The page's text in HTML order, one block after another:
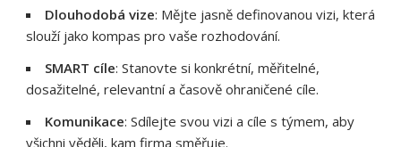
Dlouhodobá vize: Mějte jasně definovanou vizi, která
slouží jako kompas pro vaše rozhodování.
SMART cíle: Stanovte si konkrétní, měřitelné,
dosažitelné, relevantní a časově ohraničené cíle.
Komunikace: Sdílejte svou vizi a cíle s týmem, aby
všichni věděli, kam firma směřuje.